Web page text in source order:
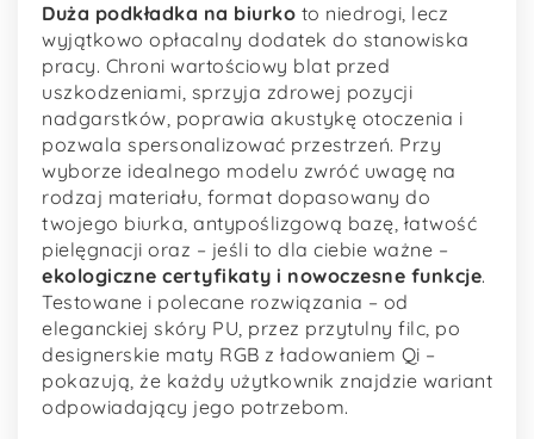
Duża podkładka na biurko to niedrogi, lecz
wyjątkowo opłacalny dodatek do stanowiska
pracy. Chroni wartościowy blat przed
uszkodzeniami, sprzyja zdrowej pozycji
nadgarstków, poprawia akustykę otoczenia i
pozwala spersonalizować przestrzeń. Przy
wyborze idealnego modelu zwróć uwagę na
rodzaj materiału, format dopasowany do
twojego biurka, antypoślizgową bazę, łatwość
pielęgnacji oraz – jeśli to dla ciebie ważne –
ekologiczne certyfikaty i nowoczesne funkcje.
Testowane i polecane rozwiązania – od
eleganckiej skóry PU, przez przytulny filc, po
designerskie maty RGB z ładowaniem Qi –
pokazują, że każdy użytkownik znajdzie wariant
odpowiadający jego potrzebom.